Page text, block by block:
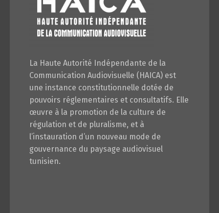
La Haute Autorité Indépendante de la
Communication Audiovisuelle (HAICA) est
une instance constitutionnelle dotée de
pouvoirs réglementaires et consultatifs. Elle
œuvre à la promotion de la culture de
régulation et de pluralisme, et à
l’instauration d’un nouveau mode de
gouvernance du paysage audiovisuel
tunisien.